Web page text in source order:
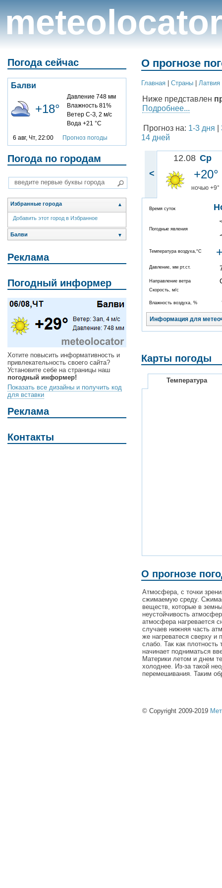
meteolocator
Погода сейчас
Балви
+18°
Давление 748 мм
Влажность 81%
Ветер С-З, 2 м/с
Вода +21 °C
6 авг, Чт, 22:00 Прогноз погоды
Погода по городам
Избранные города ▲
Добавить этот город в Избранное
Балви ▼
Реклама
Погодный информер
Хотите повысить информативность и
привлекательность своего сайта?
Установите себе на страницы наш
погодный информер!
Показать все дизайны и получить код
для вставки
Реклама
Контакты
О прогнозе
Главная | Cтраны | Латвия
Ниже представлен
Подробнее...
Прогноз на: 1-3 дня |
14 дней
<
12.08 Ср
+20°
ночью +9°
Время суток
Погодные явления
Температура воздуха,°C
Давление, мм рт.ст.
Направление ветра
Скорость, м/с
Влажность воздуха, %
Информация для
Карты погоды
Температура
О прогнозе
Атмосфера, с точки
сжимаемую среду.
веществ, которые в
неустойчивость
атмосфера нагревается
случаев нижняя часть
же нагреватеся сверху и
слабо. Так как
начинает подниматься
Материки летом и днем
холоднее. Из-за такой
перемешивания. Таким
© Copyright 2009-2019